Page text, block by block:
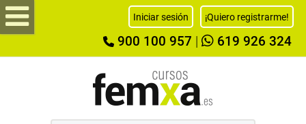
Iniciar sesión ¡Quiero registrarme!
900 100 957 619 926 324